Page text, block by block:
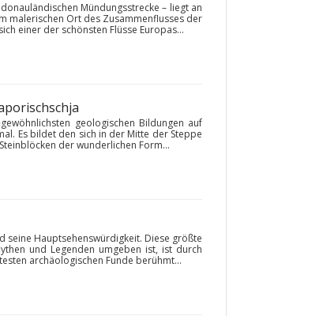
Mündungsstrecke – liegt an
malerischen Ort des Zusammenflusses der
einer der schönsten Flüsse Europas...
geologischen Bildungen auf
Es bildet den sich in der Mitte der Steppe
der wunderlichen Form...
seine Hauptsehenswürdigkeit. Diese größte
und Legenden umgeben ist, ist durch
archäologischen Funde berühmt...